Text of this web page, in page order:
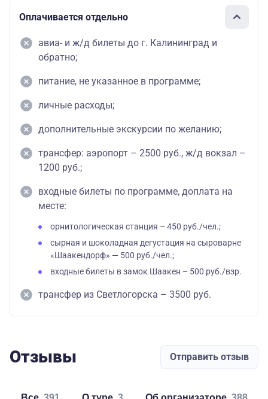
Оплачивается отдельно
авиа- и ж/д билеты до г. Калининград и
обратно;
питание, не указанное в программе;
личные расходы;
дополнительные экскурсии по желанию;
трансфер: аэропорт – 2500 руб., ж/д вокзал –
1200 руб.;
входные билеты по программе, доплата на
месте:
орнитологическая станция – 450 руб./чел.;
сырная и шоколадная дегустация на сыроварне
«Шаакендорф» — 500 руб./чел.;
входные билеты в замок Шаакен – 500 руб./взр.
трансфер из Светлогорска – 3500 руб.
Отзывы Отправить отзыв